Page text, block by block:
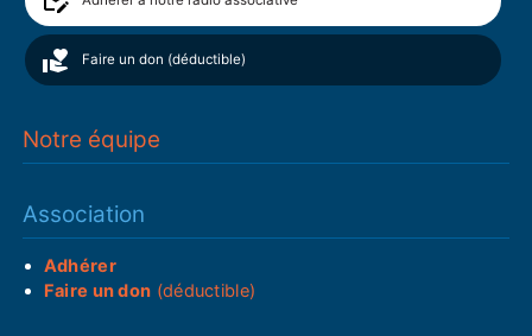
Faire un don (déductible)
Notre équipe
Association
Adhérer
Faire un don (déductible)